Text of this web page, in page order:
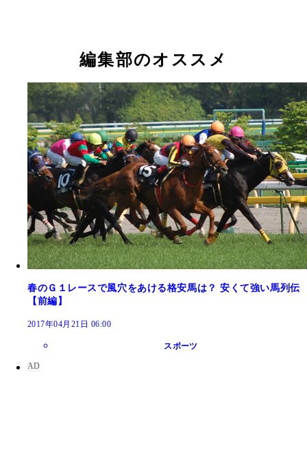
編集部のオススメ
春のＧ１レースで風穴をあける格安馬は？ 安くて強い馬列伝
【前編】
2017年04月21日 06:00
スポーツ